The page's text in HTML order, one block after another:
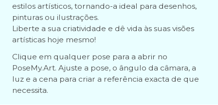
estilos artísticos, tornando-a ideal para desenhos,
pinturas ou ilustrações.
Liberte a sua criatividade e dê vida às suas visões
artísticas hoje mesmo!
Clique em qualquer pose para a abrir no
PoseMy.Art. Ajuste a pose, o ângulo da câmara, a
luz e a cena para criar a referência exacta de que
necessita.